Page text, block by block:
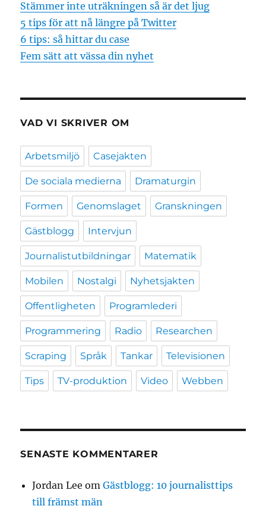
Stämmer inte uträkningen så är det ljug
5 tips för att nå längre på Twitter
6 tips: så hittar du case
Fem sätt att vässa din nyhet
VAD VI SKRIVER OM
Arbetsmiljö Casejakten
De sociala medierna Dramaturgin
Formen Genomslaget Granskningen
Gästblogg Intervjun
Journalistutbildningar Matematik
Mobilen Nostalgi Nyhetsjakten
Offentligheten Programlederi
Programmering Radio Researchen
Scraping Språk Tankar Televisionen
Tips TV-produktion Video Webben
SENASTE KOMMENTARER
Jordan Lee omGästblogg: 10 journalisttips
till främst män